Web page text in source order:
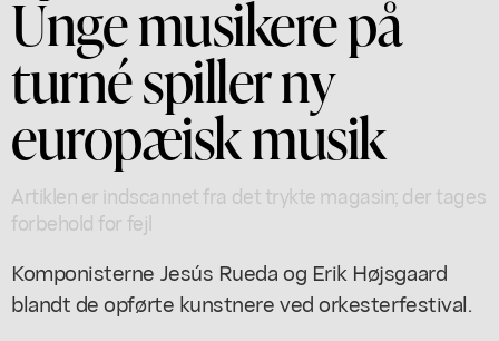
Unge musikere på
turné spiller ny
europæisk musik
Artiklen er indscannet fra det trykte magasin; der tages
forbehold for fejl
Komponisterne Jesús Rueda og Erik Højsgaard
blandt de opførte kunstnere ved orkesterfestival.